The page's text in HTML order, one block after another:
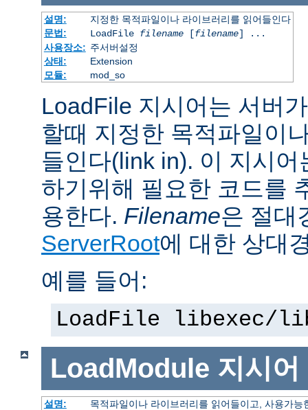
설명:
지정한 목적파일이나 라이브러리를 읽어들인다
문법:
LoadFile filename[filename] ...
사용장소: 주서버설정
상태:
Extension
모듈:
mod_so
LoadFile 지시어는 서버
할때 지정한 목적파일이
들인다(link in). 이 지시
하기위해 필요한 코드를
용한다. Filename은 절대
ServerRoot에 대한 상대
예를 들어:
LoadFile libexec/
LoadModule 지시어
설명:
목적파일이나 라이브러리를 읽어들이고, 사용가능